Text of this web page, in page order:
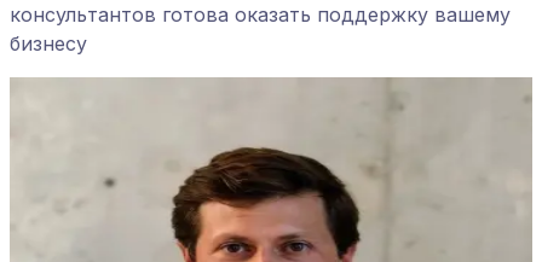
консультантов готова оказать поддержку вашему
бизнесу